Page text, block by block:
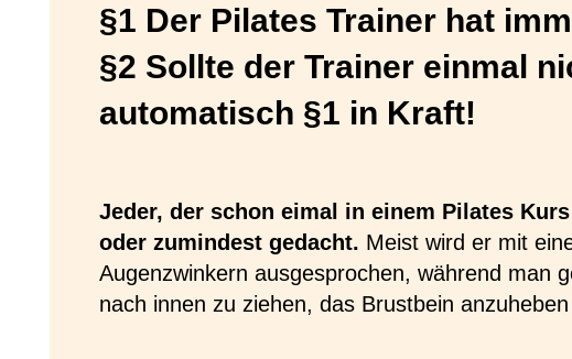
§1 Der Pilates Trainer hat
§2 Sollte der Trainer einmal
automatisch §1 in Kraft!
Jeder, der schon eimal in einem Pilates
oder zumindest gedacht. Meist wird er mit
Augenzwinkern ausgesprochen, während man
nach innen zu ziehen, das Brustbein